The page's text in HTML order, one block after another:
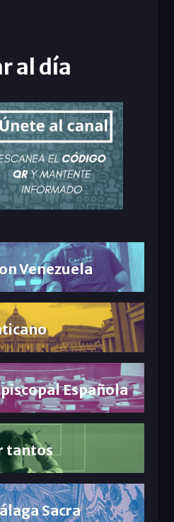
al día
Venezuela
Española
tantos
Sacra